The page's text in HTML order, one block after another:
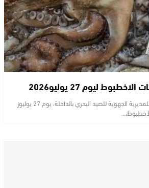
ليوم 27 يوليو2026
سجلت أسواق السمك التابعة للمديرية الجهوية للصيد البحري بالداخلة، يوم 27 يوليوز